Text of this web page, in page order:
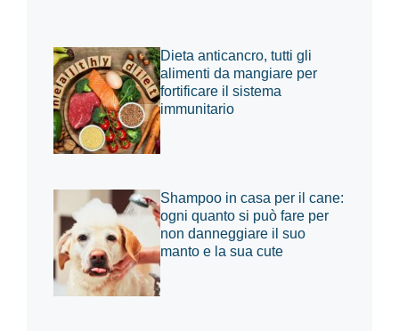
Dieta anticancro, tutti gli
alimenti da mangiare per
fortificare il sistema
immunitario
Shampoo in casa per il cane:
ogni quanto si può fare per
non danneggiare il suo
manto e la sua cute